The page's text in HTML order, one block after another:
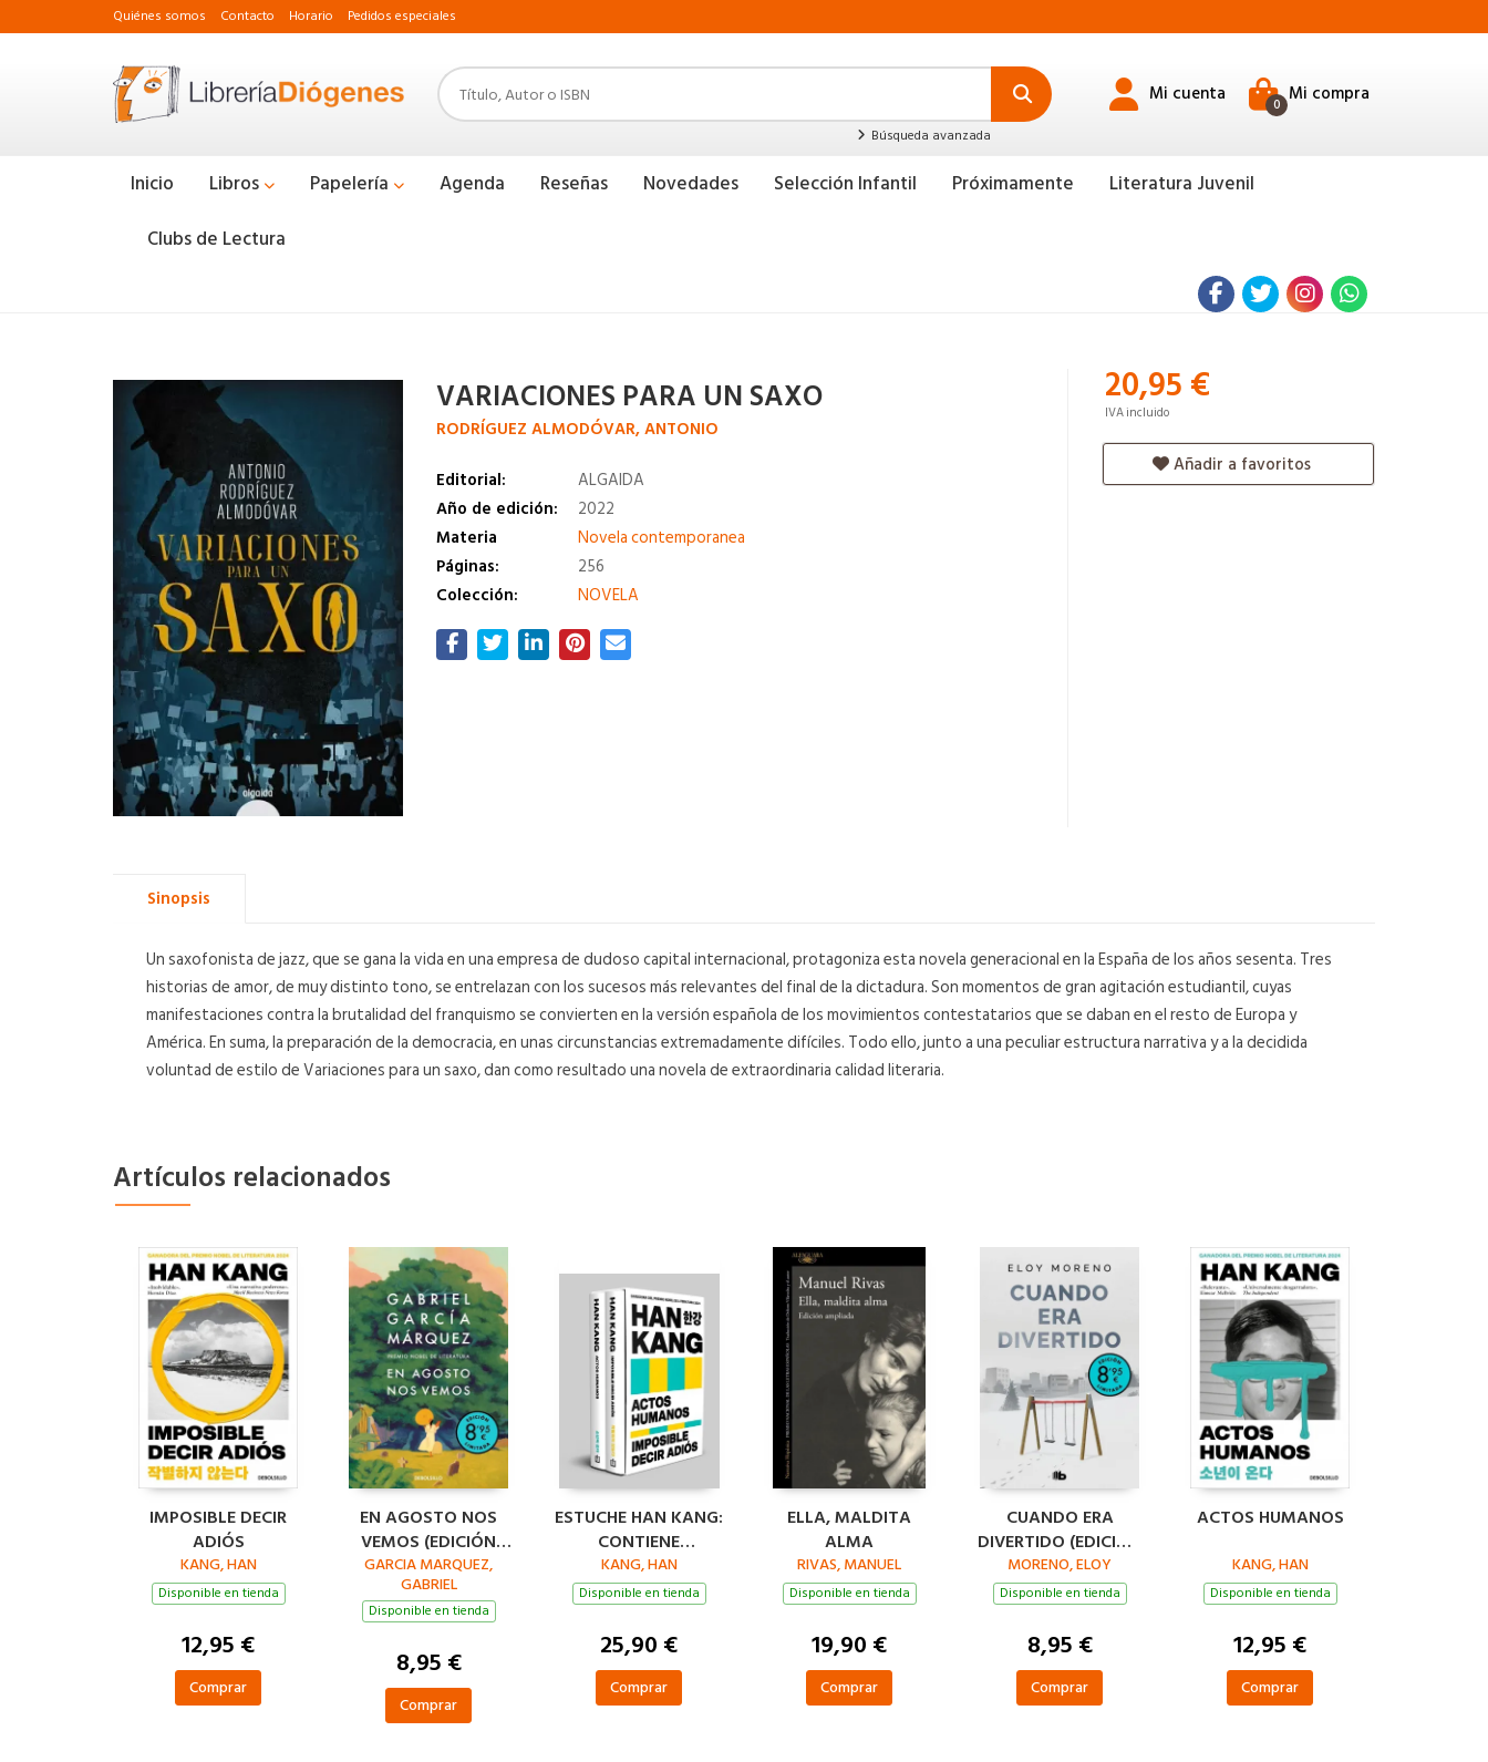
Quiénes somos Contacto Horario Pedidos especiales
Búsqueda avanzada
Mi cuenta Mi compra
0
Inicio Libros Papelería Agenda Reseñas Novedades Selección Infantil Próximamente
Literatura Juvenil
Clubs de Lectura
VARIACIONES PARA UN SAXO
RODRÍGUEZ ALMODÓVAR, ANTONIO
Editorial:
ALGAIDA
Año de edición:
2022
Materia
Novela contemporanea
Páginas:
256
Colección:
NOVELA
20,95 €
IVA incluido
Añadir a favoritos
Sinopsis
Un saxofonista de jazz, que se gana la vida en una empresa de dudoso capital internacional, protagoniza esta novela generacional en la España de los años sesenta. Tres
historias de amor, de muy distinto tono, se entrelazan con los sucesos más relevantes del final de la dictadura. Son momentos de gran agitación estudiantil, cuyas
manifestaciones contra la brutalidad del franquismo se convierten en la versión española de los movimientos contestatarios que se daban en el resto de Europa y
América. En suma, la preparación de la democracia, en unas circunstancias extremadamente difíciles. Todo ello, junto a una peculiar estructura narrativa y a la decidida
voluntad de estilo de Variaciones para un saxo, dan como resultado una novela de extraordinaria calidad literaria.
Artículos relacionados
IMPOSIBLE DECIR
ADIÓS
KANG, HAN
Disponible en tienda
12,95 €
Comprar
EN AGOSTO NOS
VEMOS (EDICIÓN
LIMITADA)
GARCIA MARQUEZ,
GABRIEL
Disponible en tienda
8,95 €
Comprar
ESTUCHE HAN KANG:
CONTIENE
IMPOSIBLE DECIR
ADIÓS ACTOS
HUMANOS
KANG, HAN
Disponible en tienda
25,90 €
Comprar
ELLA, MALDITA
ALMA
RIVAS, MANUEL
Disponible en tienda
19,90 €
Comprar
CUANDO ERA
DIVERTIDO (EDICIÓN
LIMITADA · VERANO)
MORENO, ELOY
Disponible en tienda
8,95 €
Comprar
ACTOS HUMANOS
KANG, HAN
Disponible en tienda
12,95 €
Comprar